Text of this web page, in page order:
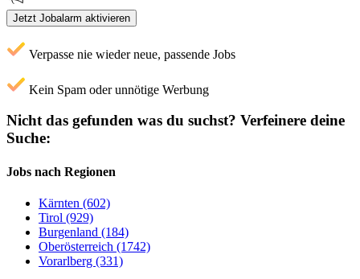
Jetzt Jobalarm aktivieren
Verpasse nie wieder neue, passende Jobs
Kein Spam oder unnötige Werbung
Nicht das gefunden was du suchst? Verfeinere deine
Suche:
Jobs nach Regionen
Kärnten (602)
Tirol (929)
Burgenland (184)
Oberösterreich (1742)
Vorarlberg (331)